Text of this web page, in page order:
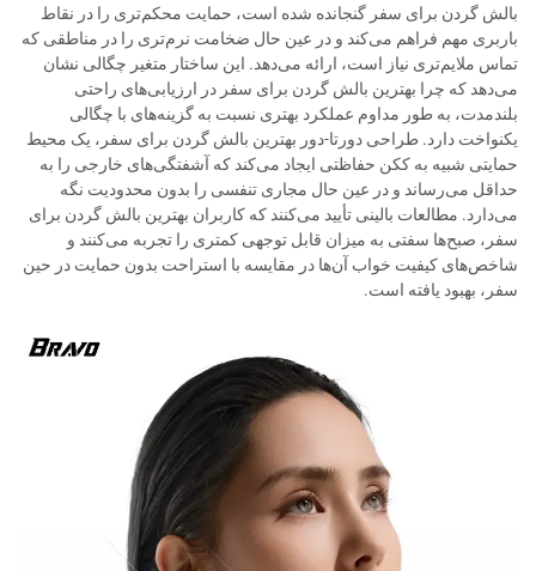
بالش گردن برای سفر گنجانده شده است، حمایت محکم‌تری را در نقاط
باربری مهم فراهم می‌کند و در عین حال ضخامت نرم‌تری را در مناطقی که
تماس ملایم‌تری نیاز است، ارائه می‌دهد. این ساختار متغیر چگالی نشان
می‌دهد که چرا بهترین بالش گردن برای سفر در ارزیابی‌های راحتی
بلندمدت، به طور مداوم عملکرد بهتری نسبت به گزینه‌های با چگالی
یکنواخت دارد. طراحی دورتا-دور بهترین بالش گردن برای سفر، یک محیط
حمایتی شبیه به ککن حفاظتی ایجاد می‌کند که آشفتگی‌های خارجی را به
حداقل می‌رساند و در عین حال مجاری تنفسی را بدون محدودیت نگه
می‌دارد. مطالعات بالینی تأیید می‌کنند که کاربران بهترین بالش گردن برای
سفر، صبح‌ها سفتی به میزان قابل توجهی کمتری را تجربه می‌کنند و
شاخص‌های کیفیت خواب آن‌ها در مقایسه با استراحت بدون حمایت در حین
سفر، بهبود یافته است.